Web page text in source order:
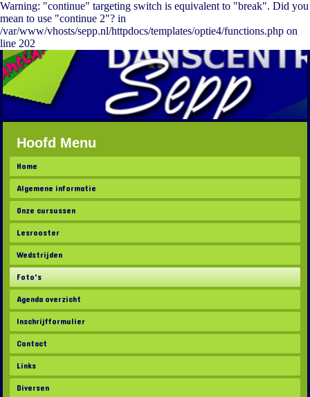
Warning: "continue" targeting switch is equivalent to "break". Did you
mean to use "continue 2"? in
/var/www/vhosts/sepp.nl/httpdocs/templates/optie4/functions.php on
line 202
Hoofd Menu
Home
Algemene informatie
Onze cursussen
Lesrooster
Wedstrijden
Foto's
Agenda overzicht
Inschrijfformulier
Contact
Links
Diversen